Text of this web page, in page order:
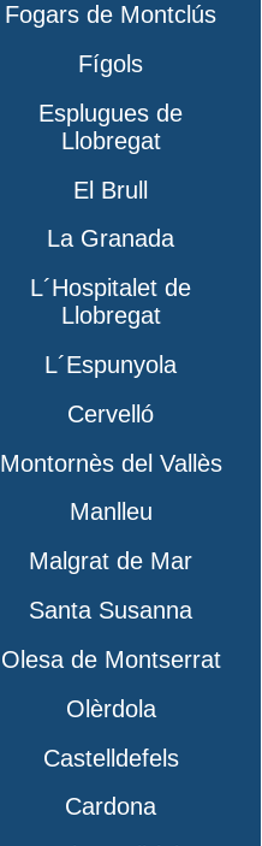
Fogars de Montclús
Fígols
Esplugues de
Llobregat
El Brull
La Granada
L´Hospitalet de
Llobregat
L´Espunyola
Cervelló
Montornès del Vallès
Manlleu
Malgrat de Mar
Santa Susanna
Olesa de Montserrat
Olèrdola
Castelldefels
Cardona